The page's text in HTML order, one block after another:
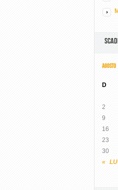
D
«
2
9
16
23
30